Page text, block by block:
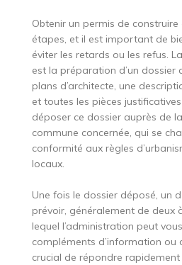
Obtenir un permis de
étapes, et il est important de
éviter les retards ou les refus.
est la préparation d’un dossier
plans d’architecte, une
et toutes les pièces
déposer ce dossier auprès de
commune concernée, qui se
conformité aux règles
locaux.
Une fois le dossier déposé, un
prévoir, généralement de deux
lequel l’administration peut
compléments d’information ou
crucial de répondre